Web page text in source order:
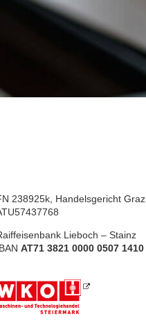
238925k, Handelsgericht Graz
Lieboch – Stainz
IBAN AT71 3821 0000 0507 1410